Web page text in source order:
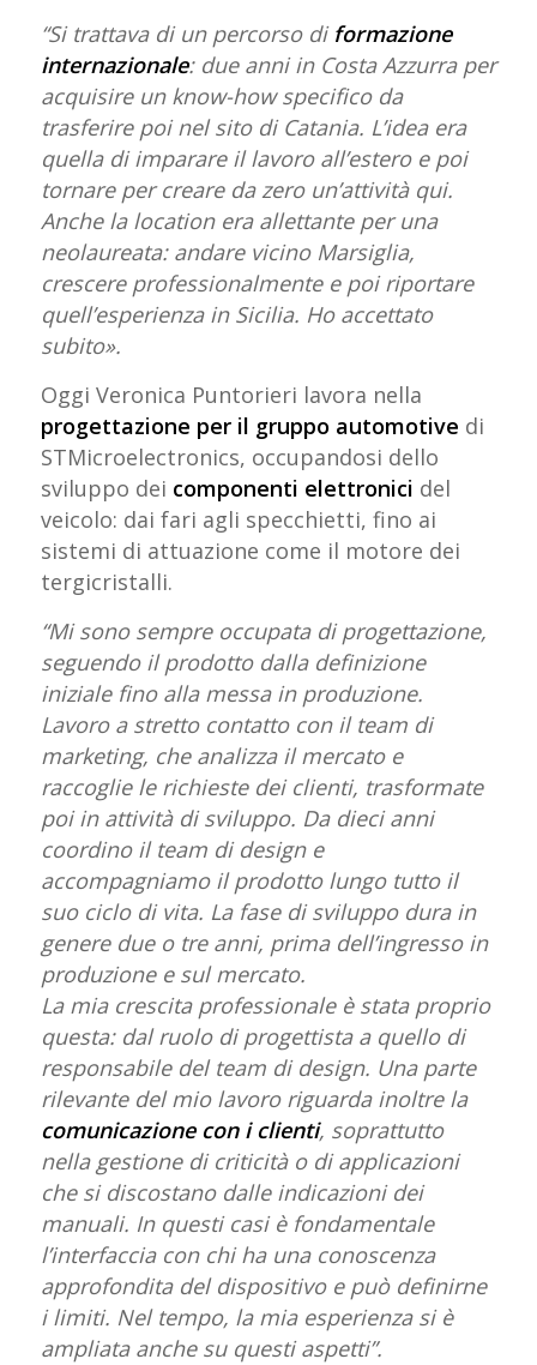
“Si trattava di un percorso di formazione
internazionale: due anni in Costa Azzurra per
acquisire un know-how specifico da
trasferire poi nel sito di Catania. L’idea era
quella di imparare il lavoro all’estero e poi
tornare per creare da zero un’attività qui.
Anche la location era allettante per una
neolaureata: andare vicino Marsiglia,
crescere professionalmente e poi riportare
quell’esperienza in Sicilia. Ho accettato
subito».
Oggi Veronica Puntorieri lavora nella
progettazione per il gruppo automotive di
STMicroelectronics, occupandosi dello
sviluppo dei componenti elettronici del
veicolo: dai fari agli specchietti, fino ai
sistemi di attuazione come il motore dei
tergicristalli.
“Mi sono sempre occupata di progettazione,
seguendo il prodotto dalla definizione
iniziale fino alla messa in produzione.
Lavoro a stretto contatto con il team di
marketing, che analizza il mercato e
raccoglie le richieste dei clienti, trasformate
poi in attività di sviluppo. Da dieci anni
coordino il team di design e
accompagniamo il prodotto lungo tutto il
suo ciclo di vita. La fase di sviluppo dura in
genere due o tre anni, prima dell’ingresso in
produzione e sul mercato.
La mia crescita professionale è stata proprio
questa: dal ruolo di progettista a quello di
responsabile del team di design. Una parte
rilevante del mio lavoro riguarda inoltre la
comunicazione con i clienti, soprattutto
nella gestione di criticità o di applicazioni
che si discostano dalle indicazioni dei
manuali. In questi casi è fondamentale
l’interfaccia con chi ha una conoscenza
approfondita del dispositivo e può definirne
i limiti. Nel tempo, la mia esperienza si è
ampliata anche su questi aspetti”.